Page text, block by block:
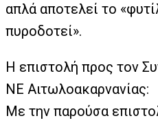
απλά αποτελεί το
πυροδοτεί».
Η επιστολή προς τον
ΝΕ Αιτωλοακαρνανίας:
Με την παρούσα